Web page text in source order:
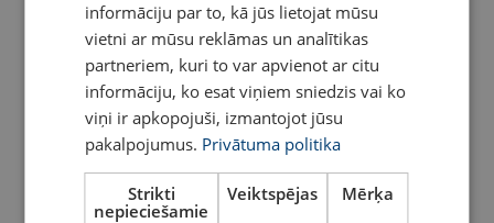
Saīsināšanas āķis GH
POWERTEX (ar cilpu)
Saīsināšanas āķis GHC
POWERTEX ( ar dakšu)
informāciju par to, kā jūs lietojat mūsu
vietni ar mūsu reklāmas un analītikas
partneriem, kuri to var apvienot ar citu
informāciju, ko esat viņiem sniedzis vai ko
viņi ir apkopojuši, izmantojot jūsu
pakalpojumus. Privātuma politika
Strikti
nepieciešamie
Veiktspējas Mērķa